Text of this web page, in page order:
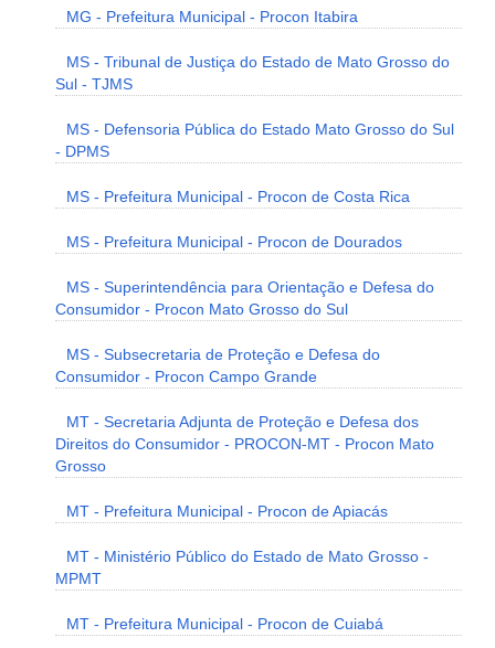
MG - Prefeitura Municipal - Procon Itabira
MS - Tribunal de Justiça do Estado de Mato Grosso do
Sul - TJMS
MS - Defensoria Pública do Estado Mato Grosso do Sul
- DPMS
MS - Prefeitura Municipal - Procon de Costa Rica
MS - Prefeitura Municipal - Procon de Dourados
MS - Superintendência para Orientação e Defesa do
Consumidor - Procon Mato Grosso do Sul
MS - Subsecretaria de Proteção e Defesa do
Consumidor - Procon Campo Grande
MT - Secretaria Adjunta de Proteção e Defesa dos
Direitos do Consumidor - PROCON-MT - Procon Mato
Grosso
MT - Prefeitura Municipal - Procon de Apiacás
MT - Ministério Público do Estado de Mato Grosso -
MPMT
MT - Prefeitura Municipal - Procon de Cuiabá